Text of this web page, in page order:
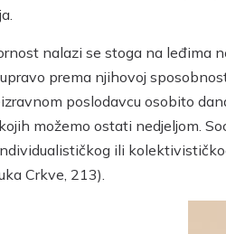
nalazi se stoga na leđima
prema njihovoj
poslodavcu osobito
možemo ostati nedjeljom.
ili
Crkve, 213).